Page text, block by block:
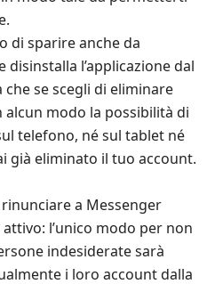
di sparire anche da
disinstalla l’applicazione dal
se scegli di eliminare
alcun modo la possibilità di
telefono, né sul tablet né
già eliminato il tuo account.
a Messenger
l’unico modo per non
indesiderate sarà
i loro account dalla